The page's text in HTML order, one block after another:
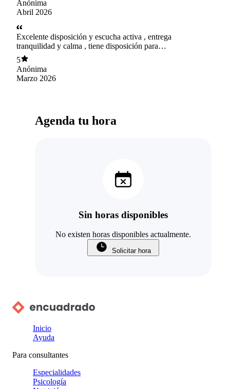
Anónima
Abril 2026
Excelente disposición y escucha activa , entrega
tranquilidad y calma , tiene disposición para
ayudar y siento que tiene vocación por lo que
hace
5
Anónima
Marzo 2026
Agenda tu hora
Sin horas disponibles
No existen horas disponibles actualmente.
Solicitar hora
Inicio
Ayuda
Para consultantes
Especialidades
Psicología